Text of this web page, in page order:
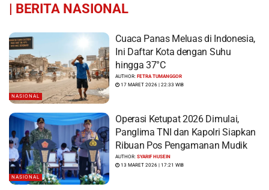
| BERITA NASIONAL
NASIONAL
Cuaca Panas Meluas di Indonesia,
Ini Daftar Kota dengan Suhu
hingga 37°C
AUTHOR:FETRA TUMANGGOR
17 MARET 2026 | 22:33 WIB
NASIONAL
Operasi Ketupat 2026 Dimulai,
Panglima TNI dan Kapolri Siapkan
Ribuan Pos Pengamanan Mudik
AUTHOR:SYARIF HUSEIN
13 MARET 2026 | 17:21 WIB